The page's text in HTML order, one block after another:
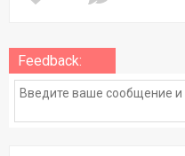
Feedback: